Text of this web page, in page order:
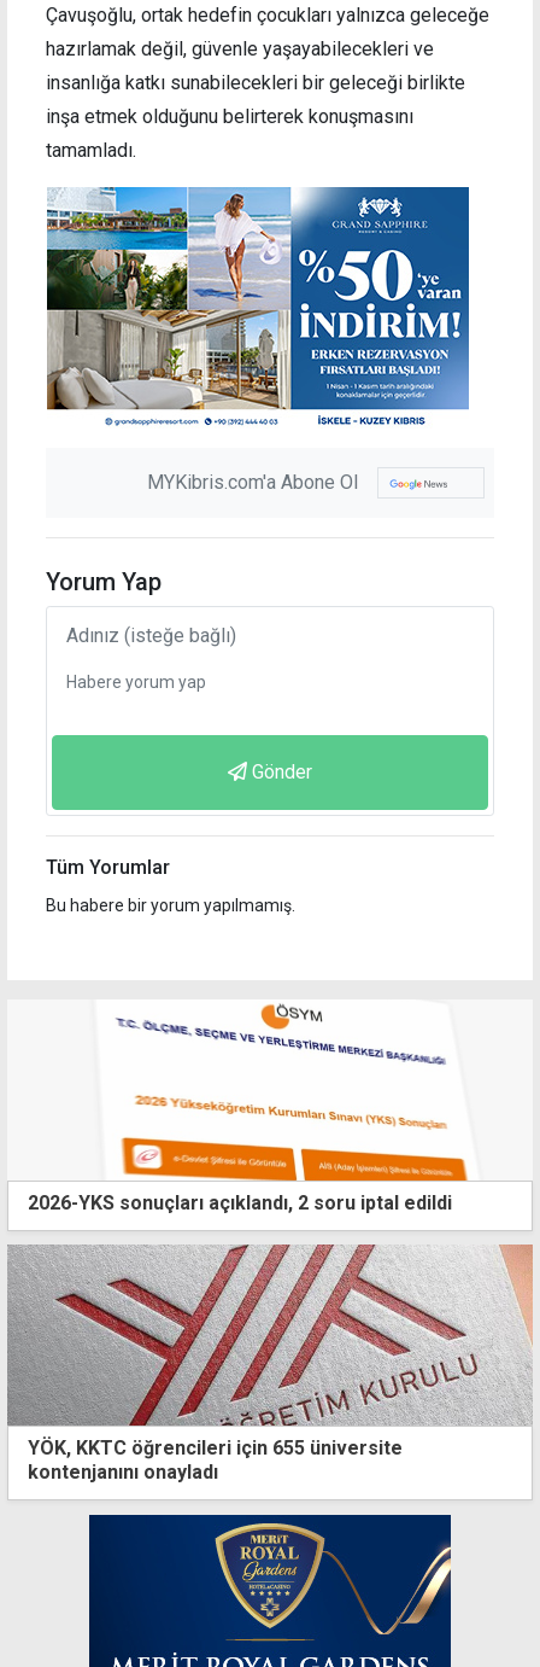
Çavuşoğlu, ortak hedefin çocukları yalnızca geleceğe
hazırlamak değil, güvenle yaşayabilecekleri ve
insanlığa katkı sunabilecekleri bir geleceği birlikte
inşa etmek olduğunu belirterek konuşmasını
tamamladı.
MYKibris.com'a Abone Ol
Yorum Yap
Gönder
Tüm Yorumlar
Bu habere bir yorum yapılmamış.
2026-YKS sonuçları açıklandı, 2 soru iptal edildi
YÖK, KKTC öğrencileri için 655 üniversite
kontenjanını onayladı